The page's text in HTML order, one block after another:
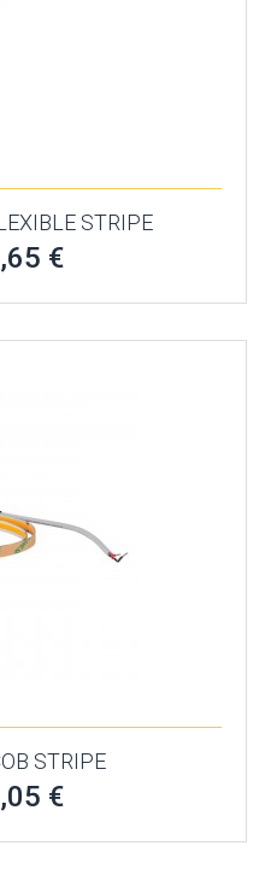
STRIPE
€
STRIPE
€